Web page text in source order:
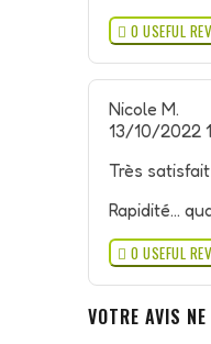
 0 USEFUL
Nicole M.
13/10/2022
Très satisfait
Rapidité...
 0 USEFUL
VOTRE AVIS